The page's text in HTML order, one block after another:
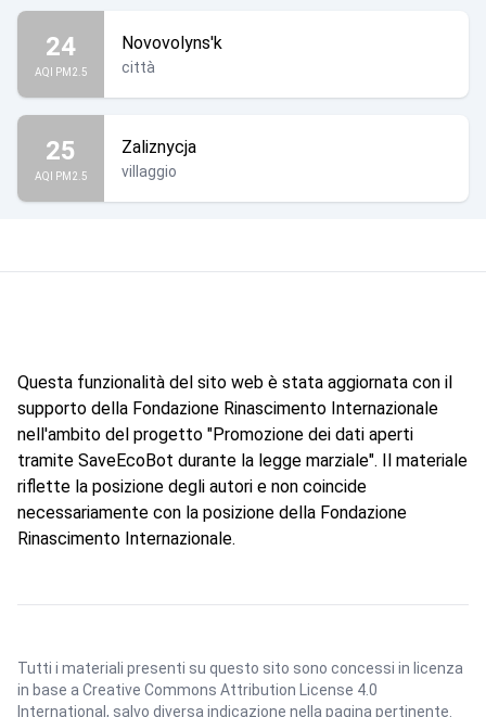
24
AQI PM2.5
Novovolyns'k
città
25
AQI PM2.5
Zaliznycja
villaggio
Questa funzionalità del sito web è stata aggiornata con il
supporto della Fondazione Rinascimento Internazionale
nell'ambito del progetto "Promozione dei dati aperti
tramite SaveEcoBot durante la legge marziale". Il materiale
riflette la posizione degli autori e non coincide
necessariamente con la posizione della Fondazione
Rinascimento Internazionale.
Tutti i materiali presenti su questo sito sono concessi in licenza
in base a Creative Commons Attribution License 4.0
International , salvo diversa indicazione nella pagina pertinente.